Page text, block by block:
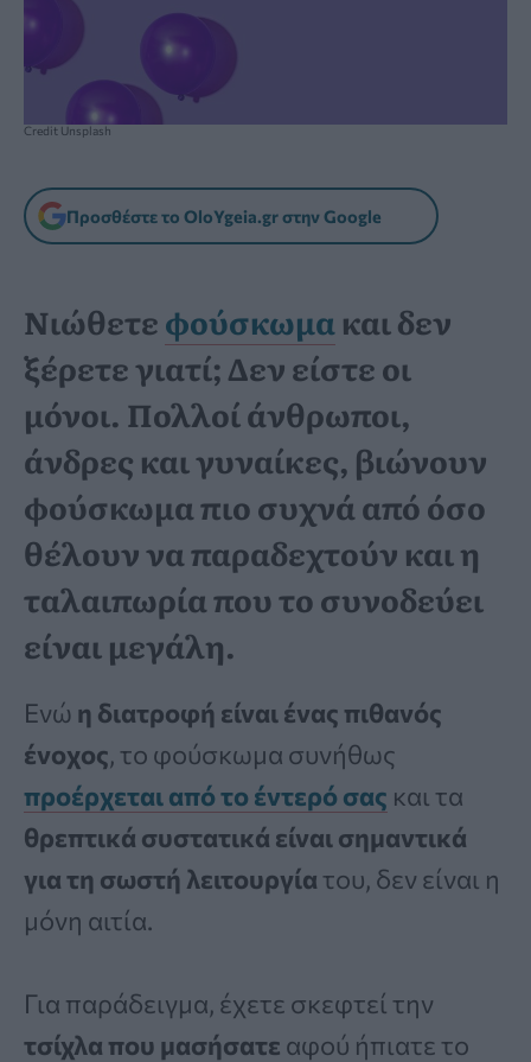
Credit Unsplash
Προσθέστε το OloYgeia.gr στην Google
Νιώθετεφούσκωμακαι δεν
ξέρετε γιατί; Δεν είστε οι
μόνοι. Πολλοί άνθρωποι,
άνδρες και γυναίκες, βιώνουν
φούσκωμα πιο συχνά από όσο
θέλουν να παραδεχτούν και η
ταλαιπωρία που το συνοδεύει
είναι μεγάλη.
Ενώ η διατροφή είναι ένας πιθανός
ένοχος, το φούσκωμα συνήθως
προέρχεται από το έντερό σας και τα
θρεπτικά συστατικά είναι σημαντικά
για τη σωστή λειτουργία του, δεν είναι η
μόνη αιτία.
Για παράδειγμα, έχετε σκεφτεί την
τσίχλα που μασήσατε αφού ήπιατε το